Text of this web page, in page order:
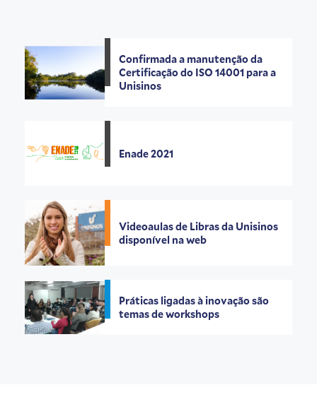
Confirmada a manutenção da
Certificação do ISO 14001 para a
Unisinos
Enade 2021
Videoaulas de Libras da Unisinos
disponível na web
Práticas ligadas à inovação são
temas de workshops